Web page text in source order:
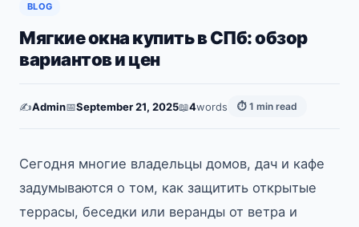
BLOG
Мягкие окна купить в СПб: обзор
вариантов и цен
✍️Admin📅September 21, 2025📖4words ⏱ 1 min read
Сегодня многие владельцы домов, дач и кафе
задумываются о том, как защитить открытые
террасы, беседки или веранды от ветра и